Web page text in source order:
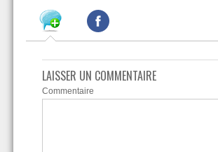
LAISSER UN COMMENTAIRE
Commentaire